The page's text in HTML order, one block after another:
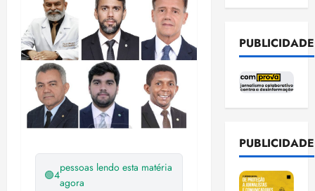
🟢4
pessoas lendo esta matéria
agora
PUBLICIDADE
PUBLICIDADE